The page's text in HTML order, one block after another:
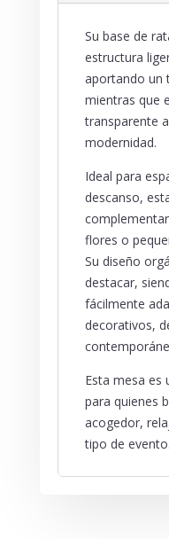
Su base de
estructura
aportando un
mientras que
transparente
modernidad.
Ideal para
descanso,
flores o
Su diseño
destacar,
fácilmente
decorativos,
Esta mesa es
para quienes
acogedor,
tipo de evento.